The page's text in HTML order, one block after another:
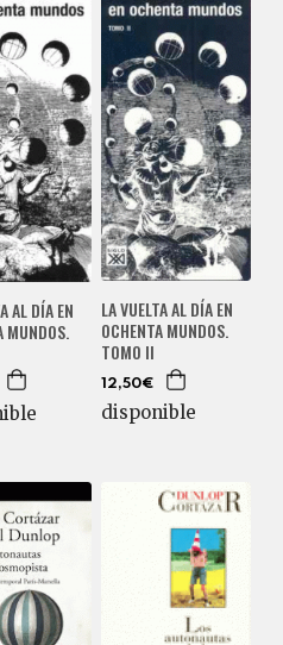
AL DÍA EN
MUNDOS.
LA VUELTA AL DÍA EN
OCHENTA MUNDOS.
TOMO II
12,50€
disponible